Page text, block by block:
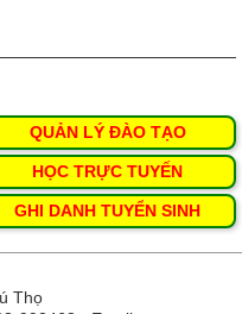
QUẢN LÝ ĐÀO TẠO
HỌC TRỰC TUYẾN
GHI DANH TUYỂN SINH
Thọ